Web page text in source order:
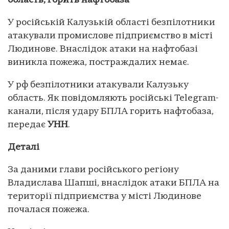
У російській Калузькій області безпілотники
атакували промислове підприємство в місті
Людинове. Внаслідок атаки на нафтобазі
виникла пожежа, постраждалих немає.
У рф безпілотники атакували Калузьку
область. Як повідомляють російські Telegram-
канали, після удару БПЛА горить нафтобаза,
передає УНН.
Деталі
За даними глави російського регіону
Владислава Шапші, внаслідок атаки БПЛА на
території підприємства у місті Людинове
почалася пожежа.